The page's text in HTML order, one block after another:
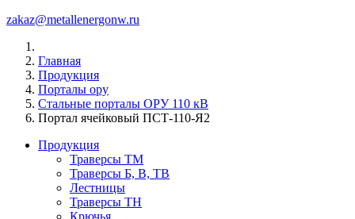
zakaz@metallenergonw.ru
Главная
Продукция
Порталы ору
Стальные порталы ОРУ 110 кВ
Портал ячейковый ПСТ-110-Я2
Продукция
Траверсы ТМ
Траверсы Б, В, ТВ
Лестницы
Траверсы ТН
Крючья